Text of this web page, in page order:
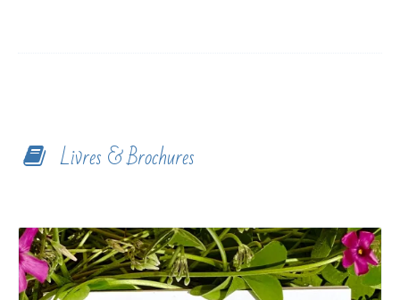
Livres & Brochures